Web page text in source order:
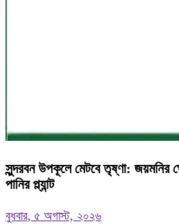
সুন্দরবন উপকূলে মেটবে তৃষ্ণা: জয়মনির
পানির প্ল্যান্ট
বুধবার, ৫ অগাস্ট, ২০২৬